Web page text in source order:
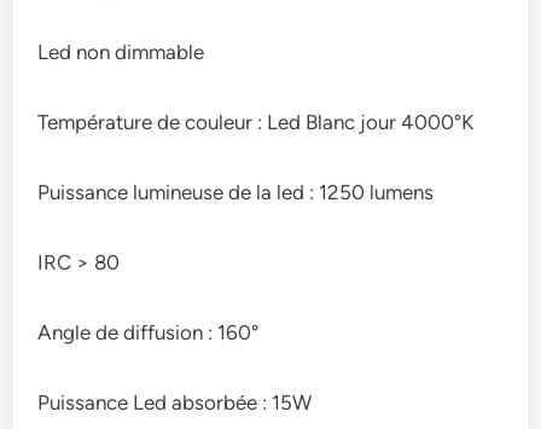
Led non dimmable
Température de couleur : Led Blanc jour 4000°K
Puissance lumineuse de la led : 1250 lumens
IRC > 80
Angle de diffusion : 160°
Puissance Led absorbée : 15W